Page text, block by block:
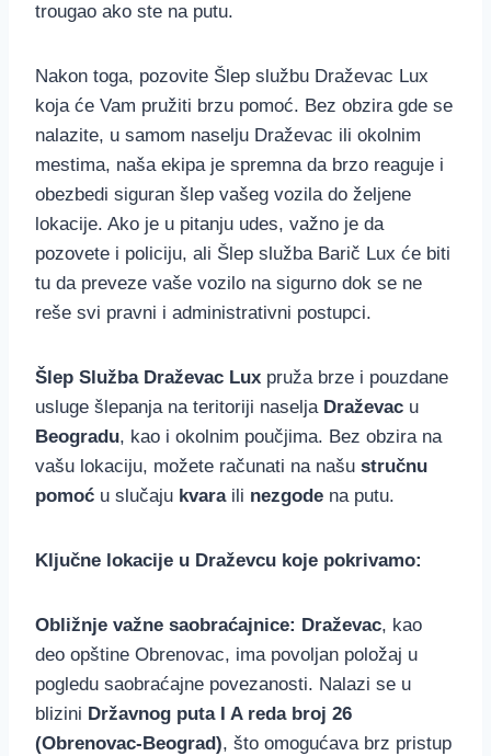
trougao ako ste na putu.
Nakon toga, pozovite Šlep službu Draževac Lux
koja će Vam pružiti brzu pomoć. Bez obzira gde se
nalazite, u samom naselju Draževac ili okolnim
mestima, naša ekipa je spremna da brzo reaguje i
obezbedi siguran šlep vašeg vozila do željene
lokacije. Ako je u pitanju udes, važno je da
pozovete i policiju, ali Šlep služba Barič Lux će biti
tu da preveze vaše vozilo na sigurno dok se ne
reše svi pravni i administrativni postupci.
Šlep Služba Draževac Lux pruža brze i pouzdane
usluge šlepanja na teritoriji naselja Draževac u
Beogradu, kao i okolnim poučjima. Bez obzira na
vašu lokaciju, možete računati na našu stručnu
pomoć u slučaju kvaraili nezgode na putu.
Ključne lokacije u Draževcu koje pokrivamo:
Obližnje važne saobraćajnice: Draževac, kao
deo opštine Obrenovac, ima povoljan položaj u
pogledu saobraćajne povezanosti. Nalazi se u
blizini Državnog puta I A reda broj 26
(Obrenovac-Beograd), što omogućava brz pristup